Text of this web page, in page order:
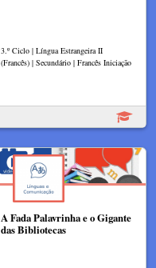
3.º Ciclo | Língua Estrangeira II
(Francês) | Secundário | Francês Iniciação
A Fada Palavrinha e o Gigante
das Bibliotecas